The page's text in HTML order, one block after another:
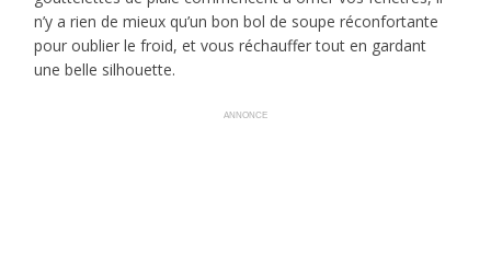
n’y a rien de mieux qu’un bon bol de soupe réconfortante
pour oublier le froid, et vous réchauffer tout en gardant
une belle silhouette.
ANNONCE